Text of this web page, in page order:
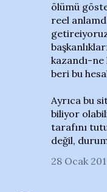
ölümü
reel
kazandı-
beri bu
Ayrıca bu
biliyor
tarafını
değil,
28 Ocak